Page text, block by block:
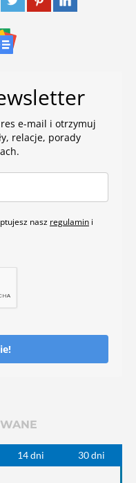
e-mail i otrzymuj
relacje, porady
nasz regulamin i
14 dni 30 dni